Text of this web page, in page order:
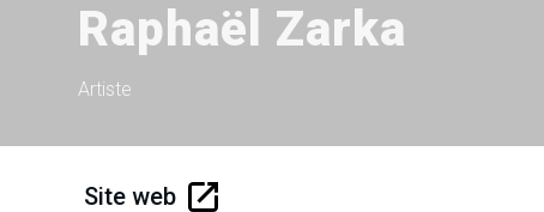
Raphaël Zarka
Artiste
Site web